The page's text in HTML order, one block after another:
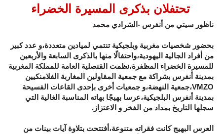
تحتفلان بذكرى المسيرة الخضراء
ناظور سيتي من أنفرس -الشرادي محمد
بحضور شخصيات مغربية وبلجيكية تنتمي لميادين متعددة،و عدد كبير
من أفراد الجالية اليهودية،واحتفالًا منها بالذكرى السابعة والأربعين
للمسيرة الخضراء المظفرة،نظمت القنصلية العامة للمملكة المغربية
بمدينة أنفرس بشراكة مع جمعية المقاولين المغاربة الفلامنكيين
VMZO،جمعية النهضة،و جمعيات أخرى بإحدى القاعات الفسيحة
بمدينة أنفرس البلجيكية،عرسا بهيجًا بهاته المناسبة الغالية التي
سجلها التاريخ بمداد من الفخر و الاعتزاز.
العرس البهيج كانت فقراته متنوعة،أفتتحت بتلاوة آيات بينات من